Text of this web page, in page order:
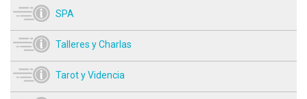
SPA
Talleres y Charlas
Tarot y Videncia